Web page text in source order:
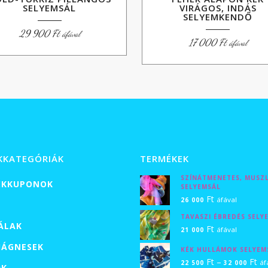
SELYEMSÁL
29 900Ft áfával
VIRÁGOS, INDÁS
SELYEMKENDŐ
17 000Ft áfával
TERMÉKEK
SZÍNÁTMENETES,
SELYEMSÁL
26 000 Ft áfával
TAVASZI ÉBREDÉS
21 000 Ft áfával
KÉK HULLÁMOK
22 500 Ft – 32 000 Ft